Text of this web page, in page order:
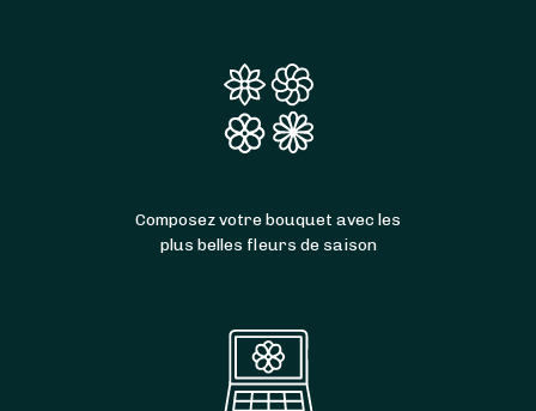
Composez votre bouquet avec les
plus belles fleurs de saison